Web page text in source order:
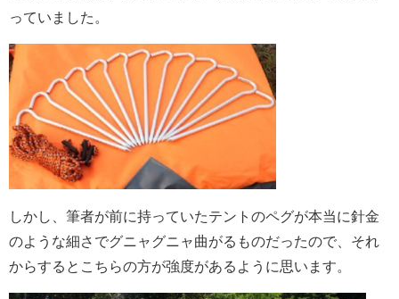
っていました。
しかし、筆者が前に持っていたテントのペグが本当に針金
のような細さでグニャグニャ曲がるものだったので、それ
からするとこちらの方が強度があるように思います。